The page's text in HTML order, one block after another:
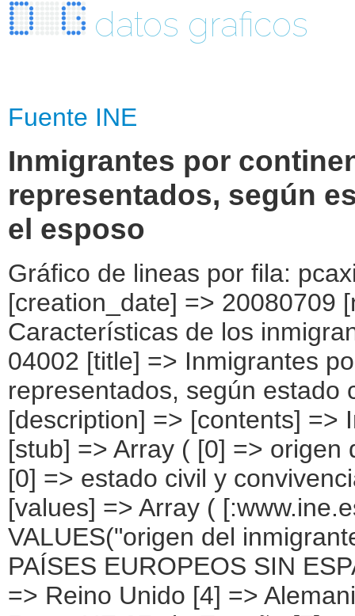
datos graficos
Fuente INE
Inmigrantes por
representados, según
el esposo
Gráfico de lineas por fila: pcaxis Object ( [axis_version] => [creation_date] => 20080709 [note] => [subject_area] => Características de los inmigrantes [subject_code] => 04 [matrix] => 04002 [title] => Inmigrantes por continentes y países más representados, según estado civil y convivencia con el esposo [description] => [contents] => Inmigrantes [units] => inmigrantes [stub] => Array ( [0] => origen del inmigrante ) [heading] => Array ( [0] => estado civil y convivencia con esposo/a ) [prestext] => [values] => Array ( [:www.ine.es tel: " "+34 91 5839100 "; VALUES("origen del inmigrante] => Array ( [0] => Total [1] => PAÍSES EUROPEOS SIN ESPAÑA [2] => UE 27 SIN ESPAÑA [3] => Reino Unido [4] => Alemania [5] => Rumanía y Bulgaria [6] => Resto UE 27 sin España [7] => Resto países europeos sin España [8] => PAÍSES AFRICANOS [9] => Marruecos [10] => Resto de países africanos [11] => PAÍSES AMERICANOS [12] => Estados Unidos y Canadá [13] => PAÍSES AMERICANOS SIN ESTADOS UNIDOS NI CANADÁ [14] => Ecuador [15] => Colombia [16] => Bolivia [17] => Argentina [18] => Resto de países americanos sin Estados Unidos ni Canadá [19] => PAÍSES ASIÁTICOS Y DE OCEANÍA [20] => China [21] => Resto de países asiáticos y de Oceanía ) [estado civil y convivencia con esposo/a] => Array ( [0] => Total [1] => Casado y convive con su esposo/a. [2] => Casado y no convive con su esposo/a y en la vivienda no tiene otra pareja. [3] => Casado y no convive con su esposo/a pero en la vivienda tiene otra pareja. [4] => Soltero y en la vivienda no tiene pareja. [5] => Soltero y en la vivienda tiene pareja. [6] => Viudo y en la vivienda no tiene pareja. [7] => Viudo y en la vivienda tiene pareja. [8] => Separado y en la vivienda no tiene pareja. [9] => Separado y en la vivienda vive con su pareja. [10] => Divorciado y en la vivienda no tiene pareja. [11] => Divorciado y en la vivienda tiene pareja. ) ) [codes] => Array ( ) [map] => Array ( ) [decimals] => 0 [showdecimals] => 0 [source] => Instituto Nacional de Estadística [contact] => INE Difusión.